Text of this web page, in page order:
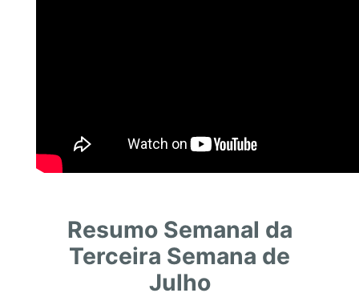
Resumo Semanal da
Terceira Semana de
Julho